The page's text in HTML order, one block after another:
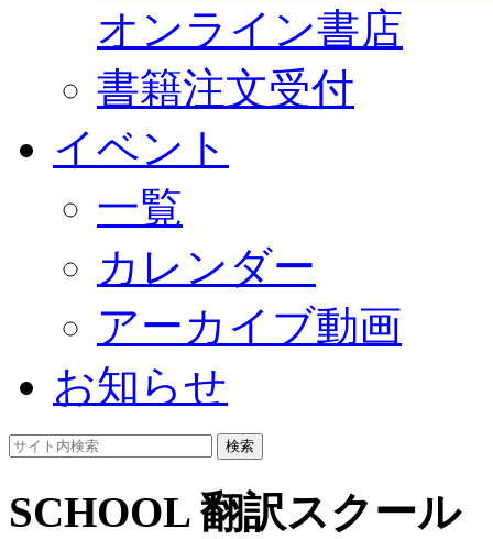
オンライン書店
書籍注文受付
イベント
一覧
カレンダー
アーカイブ動画
お知らせ
検索
SCHOOL 翻訳スクール